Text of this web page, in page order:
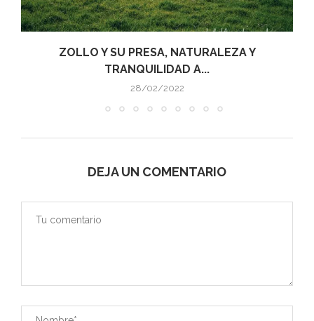
ZOLLO Y SU PRESA, NATURALEZA Y
TRANQUILIDAD A...
28/02/2022
DEJA UN COMENTARIO